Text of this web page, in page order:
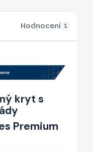
Hodnocení 1
kryt s
Premium